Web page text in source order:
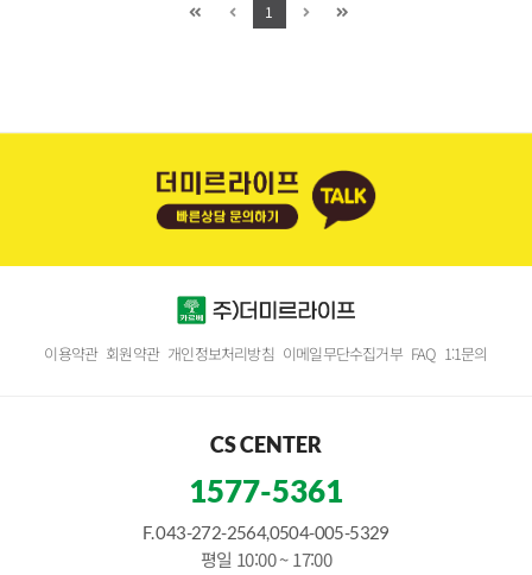
1
이용약관 회원약관 개인정보처리방침 이메일무단수집거부 FAQ 1:1문의
CS CENTER
1577-5361
F. 043-272-2564,0504-005-5329
평일 10:00 ~ 17:00